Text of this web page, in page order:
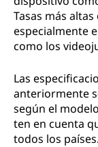
Tasas más
especialmente
como los
Las
anteriormente
según el
ten en cuenta
todos los países.